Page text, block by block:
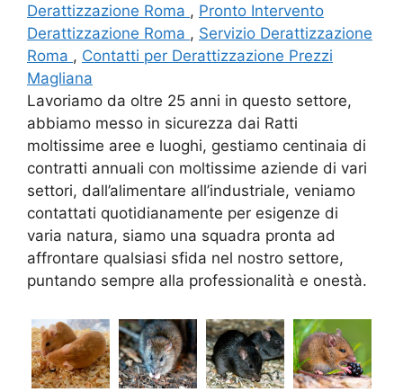
Derattizzazione Roma , Pronto Intervento
Derattizzazione Roma , Servizio Derattizzazione
Roma , Contatti per Derattizzazione Prezzi
Magliana
Lavoriamo da oltre 25 anni in questo settore,
abbiamo messo in sicurezza dai Ratti
moltissime aree e luoghi, gestiamo centinaia di
contratti annuali con moltissime aziende di vari
settori, dall’alimentare all’industriale, veniamo
contattati quotidianamente per esigenze di
varia natura, siamo una squadra pronta ad
affrontare qualsiasi sfida nel nostro settore,
puntando sempre alla professionalità e onestà.